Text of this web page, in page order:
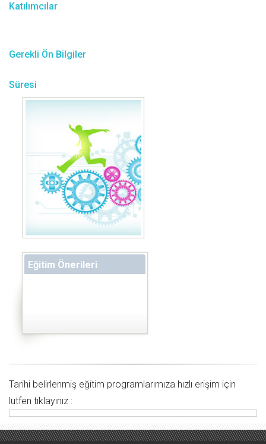
Katılımcılar
Gerekli Ön Bilgiler
Süresi
Eğitim Önerileri
Tarihi belirlenmiş eğitim programlarımıza hızlı erişim için
lutfen tıklayınız :